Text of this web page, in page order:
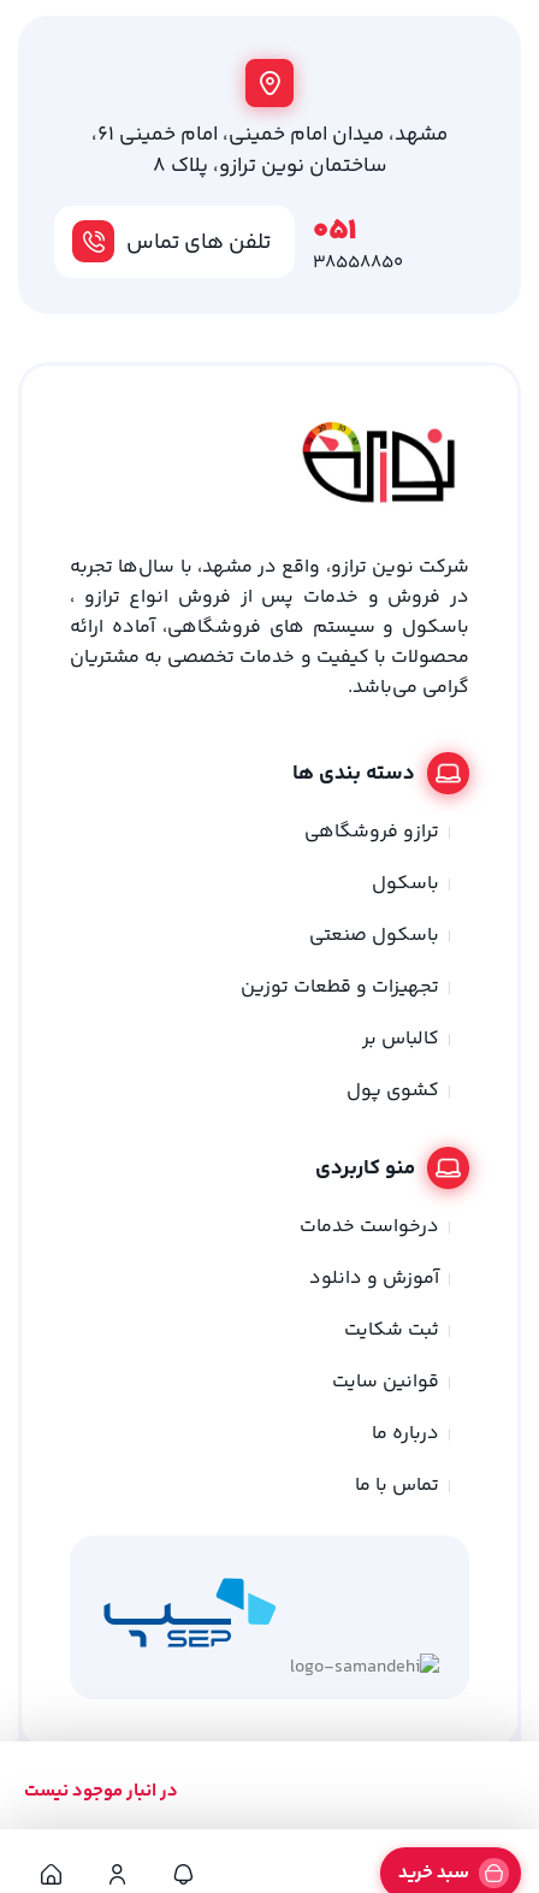
در انبار موجود نیست
سبد خرید
مشهد، میدان امام خمینی، امام خمینی 61،
ساختمان نوین ترازو، پلاک 8
تلفن های تماس 051
38558850
شرکت نوین ترازو، واقع در مشهد، با سال‌ها تجربه
در فروش و خدمات پس از فروش انواع ترازو ،
باسکول و سیستم های فروشگاهی، آماده ارائه
محصولات با کیفیت و خدمات تخصصی به مشتریان
گرامی می‌باشد.
دسته بندی ها
ترازو فروشگاهی
باسکول
باسکول صنعتی
تجهیزات و قطعات توزین
کالباس بر
کشوی پول
منو کاربردی
درخواست خدمات
آموزش و دانلود
ثبت شکایت
قوانین سایت
درباره ما
تماس با ما
کلیه حقوق متعلق به وبسایت نوین ترازو می باشد